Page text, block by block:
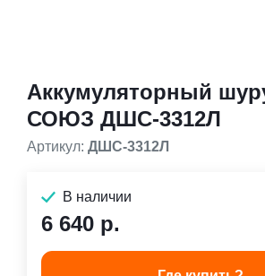
Аккумуляторный
СОЮЗ ДШС-3312Л
Артикул: ДШС-3312Л
В наличии
6 640 р.